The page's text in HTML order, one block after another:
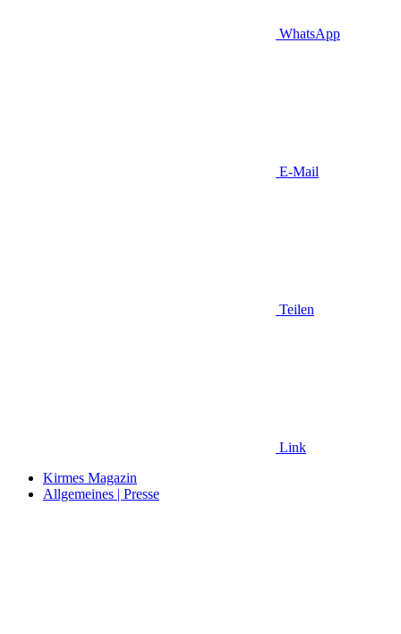
WhatsApp
E-Mail
Teilen
Link
Kirmes Magazin
Allgemeines | Presse